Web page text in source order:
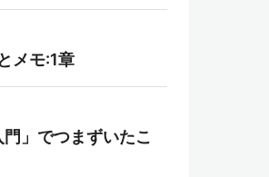
メモ:1章
」でつまずいたこ